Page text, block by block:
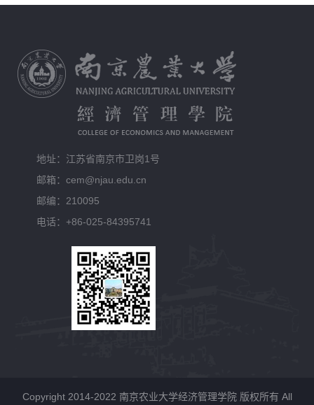
地址：江苏省南京市卫岗1号
邮箱：cem@njau.edu.cn
邮编：210095
电话：+86-025-84395741
Copyright 2014-2022 南京农业大学经济管理学院 版权所有 All